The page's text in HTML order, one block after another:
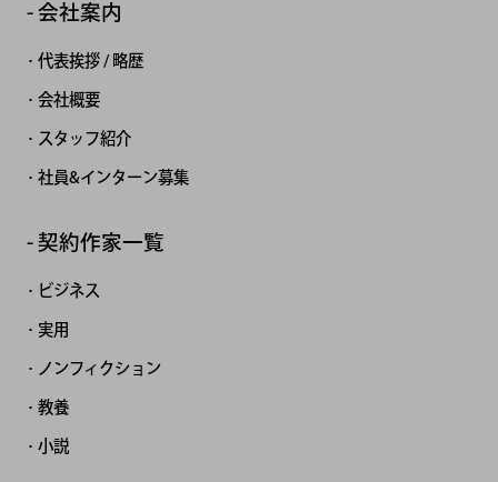
会社案内
代表挨拶 / 略歴
会社概要
スタッフ紹介
社員&インターン募集
契約作家一覧
ビジネス
実用
ノンフィクション
教養
小説